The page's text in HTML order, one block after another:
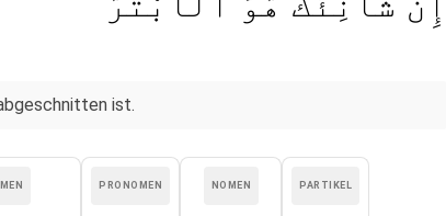
ist.
PARTIKEL
NOMEN
PRONOMEN